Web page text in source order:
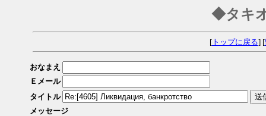
◆タキ
[トップに戻る] [
おなまえ
Ｅメール
タイトル
メッセージ